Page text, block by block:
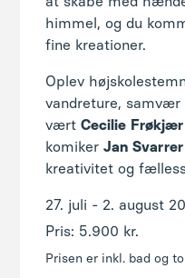
himmel, og du
fine kreationer.
Oplev
vandreture,
vært Cecilie Frøkjær
komiker Jan Svarrer
kreativitet og
27. juli - 2. august
Pris: 5.900 kr.
Prisen er inkl. bad og